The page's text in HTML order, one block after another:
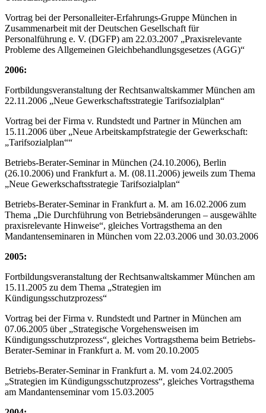
Vortrag bei der Personalleiter-Erfahrungs-Gruppe München in
Zusammenarbeit mit der Deutschen Gesellschaft für
Personalführung e. V. (DGFP) am 22.03.2007 „Praxisrelevante
Probleme des Allgemeinen Gleichbehandlungsgesetzes (AGG)“
2006:
Fortbildungsveranstaltung der Rechtsanwaltskammer München am
22.11.2006 „Neue Gewerkschaftsstrategie Tarifsozialplan“
Vortrag bei der Firma v. Rundstedt und Partner in München am
15.11.2006 über „Neue Arbeitskampfstrategie der Gewerkschaft:
„Tarifsozialplan““
Betriebs-Berater-Seminar in München (24.10.2006), Berlin
(26.10.2006) und Frankfurt a. M. (08.11.2006) jeweils zum Thema
„Neue Gewerkschaftsstrategie Tarifsozialplan“
Betriebs-Berater-Seminar in Frankfurt a. M. am 16.02.2006 zum
Thema „Die Durchführung von Betriebsänderungen – ausgewählte
praxisrelevante Hinweise“, gleiches Vortragsthema an den
Mandantenseminaren in München vom 22.03.2006 und 30.03.2006
2005:
Fortbildungsveranstaltung der Rechtsanwaltskammer München am
15.11.2005 zu dem Thema „Strategien im
Kündigungsschutzprozess“
Vortrag bei der Firma v. Rundstedt und Partner in München am
07.06.2005 über „Strategische Vorgehensweisen im
Kündigungsschutzprozess“, gleiches Vortragsthema beim Betriebs-
Berater-Seminar in Frankfurt a. M. vom 20.10.2005
Betriebs-Berater-Seminar in Frankfurt a. M. vom 24.02.2005
„Strategien im Kündigungsschutzprozess“, gleiches Vortragsthema
am Mandantenseminar vom 15.03.2005